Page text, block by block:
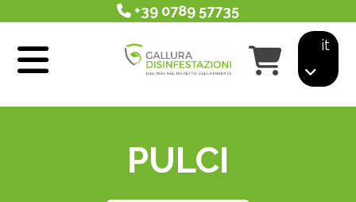
+39 0789 57735
it
PULCI